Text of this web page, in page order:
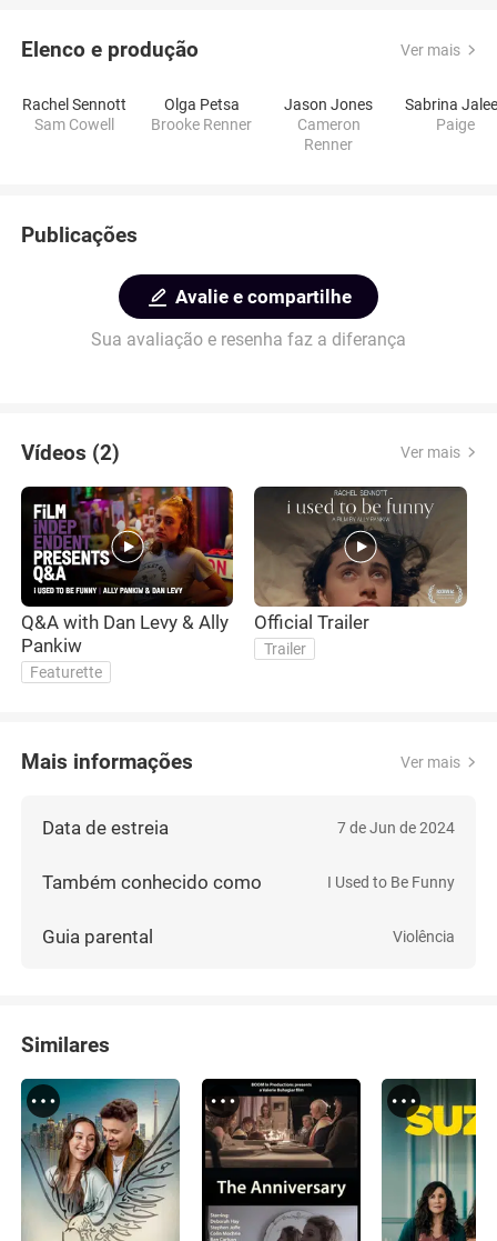
Elenco e produção Ver mais
Rachel Sennott
Sam Cowell
Olga Petsa
Brooke Renner
Jason Jones
Cameron
Renner
Sabrina
Paige
Publicações
Avalie e compartilhe
Sua avaliação e resenha faz a diferança
Vídeos (2) Ver mais
Q&A with Dan Levy & Ally
Pankiw
Featurette
Official Trailer
Trailer
Mais informações Ver mais
Data de estreia 7 de Jun de 2024
Também conhecido como I Used to Be Funny
Guia parental Violência
Similares